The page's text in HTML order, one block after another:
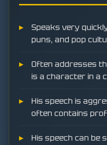
Speaks very
puns, and pop
Often addresses
is a character in a
His speech is
often contains
His speech can be